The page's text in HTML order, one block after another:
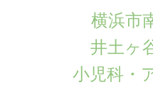
横浜市
井土ヶ
小児科・